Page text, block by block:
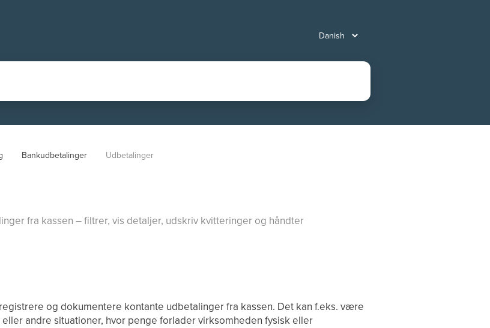
Bankudbetalinger Udbetalinger
fra kassen – filtrer, vis detaljer, udskriv kvitteringer og håndter
og dokumentere kontante udbetalinger fra kassen. Det kan f.eks. være
andre situationer, hvor penge forlader virksomheden fysisk eller